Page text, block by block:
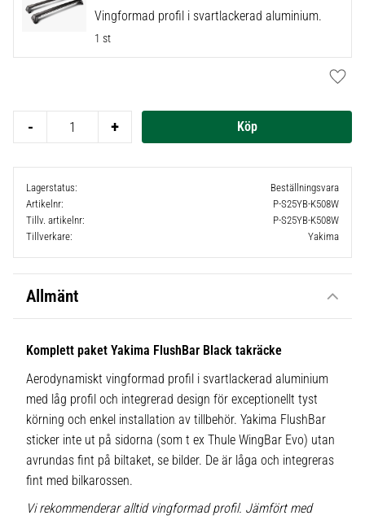
Vingformad profil i svartlackerad aluminium.
1 st
+
-
Lagerstatus
Beställningsvara
Artikelnr
P-S25YB-K508W
Tillv. artikelnr
P-S25YB-K508W
Tillverkare
Yakima
Allmänt
Komplett paket Yakima FlushBar Black takräcke
Aerodynamiskt vingformad profil i svartlackerad aluminium
med låg profil och integrerad design för exceptionellt tyst
körning och enkel installation av tillbehör. Yakima FlushBar
sticker inte ut på sidorna (som t ex Thule WingBar Evo) utan
avrundas fint på biltaket, se bilder. De är låga och integreras
fint med bilkarossen.
Vi rekommenderar alltid vingformad profil. Jämfört med